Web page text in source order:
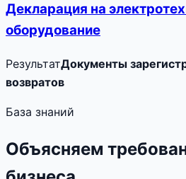
Декларация на
оборудование
РезультатДокументы
возвратов
База знаний
Объясняем